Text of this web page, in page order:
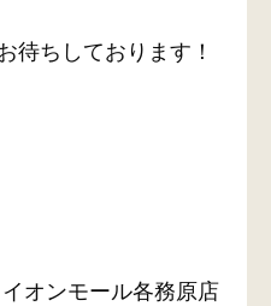
待ちしております！
オンモール各務原店